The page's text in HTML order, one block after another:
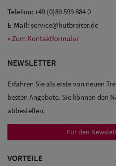
Sale: Caps
Telefon: +49 (0)89 599 884 0
E-Mail: service@hutbreiter.de
» Zum Kontaktformular
NEWSLETTER
Erfahren Sie als erste von neuen
besten Angebote. Sie können den
abbestellen.
Für den
VORTEILE